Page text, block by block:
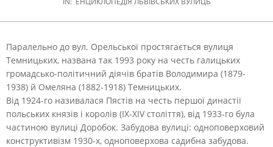
Паралельно до вул. Орельської простягається вулиця
Темницьких, названа так 1993 року на честь галицьких
громадсько-політичний діячів братів Володимира (1879-
1938) й Омеляна (1882-1918) Темницьких.
Від 1924-го називалася Пястів на честь першої династії
польських князів і королів (IX-XIV століття), від 1933-го була
частиною вулиці Доробок. Забудова вулиці: одноповерховий
конструктивізм 1930-х, одноповерхова садибна забудова.